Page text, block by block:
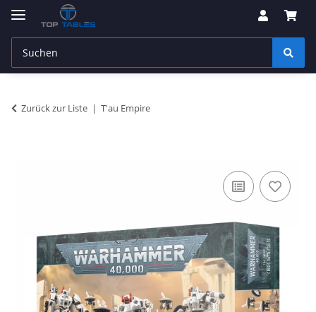
Zurück zur Liste T'au Empire